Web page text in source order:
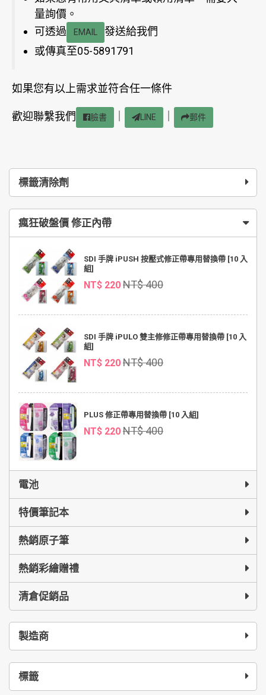
標籤清除劑
瘋狂破盤價 修正內帶
SDI 手牌 iPUSH 按壓式修正帶專用替換帶 [10 入
組]
NT$ 220 NT$ 400
SDI 手牌 iPULO 雙主修修正帶專用替換帶 [10 入
組]
NT$ 220 NT$ 400
PLUS 修正帶專用替換帶 [10 入組]
NT$ 220 NT$ 400
電池
特價筆記本
熱銷原子筆
熱銷彩繪贈禮
清倉促銷品
製造商
標籤
量詢價。
可透過
EMAIL
發送給我們
或傳真至05-5891791
如果您有以上需求並符合任一條件
歡迎聯繫我們 臉書 LINE 郵件